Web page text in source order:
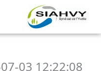
03 12:22:08